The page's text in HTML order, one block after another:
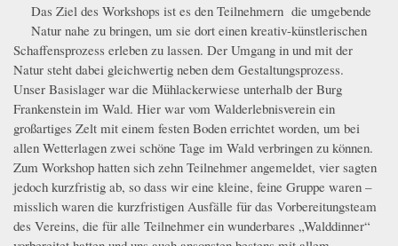
IMG_1120.JPG
Das Ziel des Workshops ist es den Teilnehmern die umgebende
Natur nahe zu bringen, um sie dort einen kreativ-künstlerischen
Schaffensprozess erleben zu lassen. Der Umgang in und mit der
Natur steht dabei gleichwertig neben dem Gestaltungsprozess.
_MG_1127.JPG
Unser Basislager war die Mühlackerwiese unterhalb der Burg
Frankenstein im Wald. Hier war vom Walderlebnisverein ein
großartiges Zelt mit einem festen Boden errichtet worden, um bei
allen Wetterlagen zwei schöne Tage im Wald verbringen zu können.
Zum Workshop hatten sich zehn Teilnehmer angemeldet, vier sagten
jedoch kurzfristig ab, so dass wir eine kleine, feine Gruppe waren –
misslich waren die kurzfristigen Ausfälle für das Vorbereitungsteam
des Vereins, die für alle Teilnehmer ein wunderbares „Walddinner“